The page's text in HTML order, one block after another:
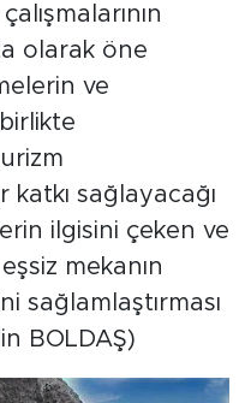
olarak öne
ve
birlikte
sağlayacağı
ilgisini çeken ve
mekanın
sağlamlaştırması
BOLDAŞ)